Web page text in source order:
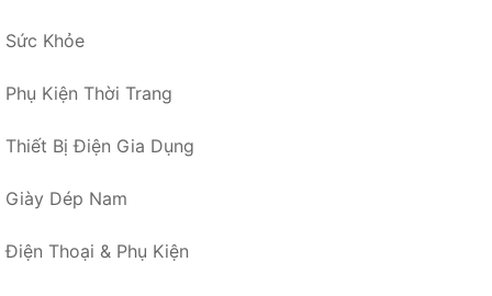
Sức Khỏe
Phụ Kiện Thời Trang
Thiết Bị Điện Gia Dụng
Giày Dép Nam
Điện Thoại & Phụ Kiện